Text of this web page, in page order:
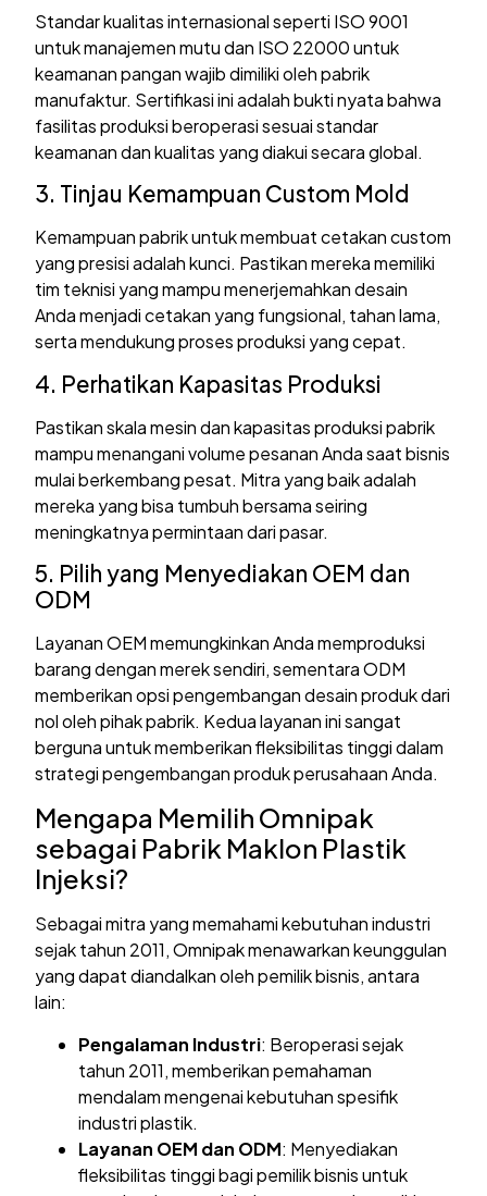
Standar kualitas internasional seperti ISO 9001
untuk manajemen mutu dan ISO 22000 untuk
keamanan pangan wajib dimiliki oleh pabrik
manufaktur. Sertifikasi ini adalah bukti nyata bahwa
fasilitas produksi beroperasi sesuai standar
keamanan dan kualitas yang diakui secara global.
3. Tinjau Kemampuan Custom Mold
Kemampuan pabrik untuk membuat cetakan custom
yang presisi adalah kunci. Pastikan mereka memiliki
tim teknisi yang mampu menerjemahkan desain
Anda menjadi cetakan yang fungsional, tahan lama,
serta mendukung proses produksi yang cepat.
4. Perhatikan Kapasitas Produksi
Pastikan skala mesin dan kapasitas produksi pabrik
mampu menangani volume pesanan Anda saat bisnis
mulai berkembang pesat. Mitra yang baik adalah
mereka yang bisa tumbuh bersama seiring
meningkatnya permintaan dari pasar.
5. Pilih yang Menyediakan OEM dan
ODM
Layanan OEM memungkinkan Anda memproduksi
barang dengan merek sendiri, sementara ODM
memberikan opsi pengembangan desain produk dari
nol oleh pihak pabrik. Kedua layanan ini sangat
berguna untuk memberikan fleksibilitas tinggi dalam
strategi pengembangan produk perusahaan Anda.
Mengapa Memilih Omnipak
sebagai Pabrik Maklon Plastik
Injeksi?
Sebagai mitra yang memahami kebutuhan industri
sejak tahun 2011, Omnipak menawarkan keunggulan
yang dapat diandalkan oleh pemilik bisnis, antara
lain:
Pengalaman Industri: Beroperasi sejak
tahun 2011, memberikan pemahaman
mendalam mengenai kebutuhan spesifik
industri plastik.
Layanan OEM dan ODM: Menyediakan
fleksibilitas tinggi bagi pemilik bisnis untuk